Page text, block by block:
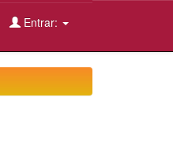
Entrar: